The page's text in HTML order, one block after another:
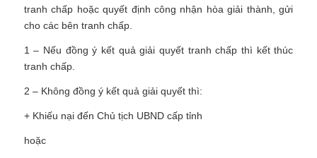
tranh chấp hoặc quyết định công nhận hòa giải thành, gửi
cho các bên tranh chấp.
1 – Nếu đồng ý kết quả giải quyết tranh chấp thì kết thúc
tranh chấp.
2 – Không đồng ý kết quả giải quyết thì:
+ Khiếu nại đến Chủ tịch UBND cấp tỉnh
hoặc